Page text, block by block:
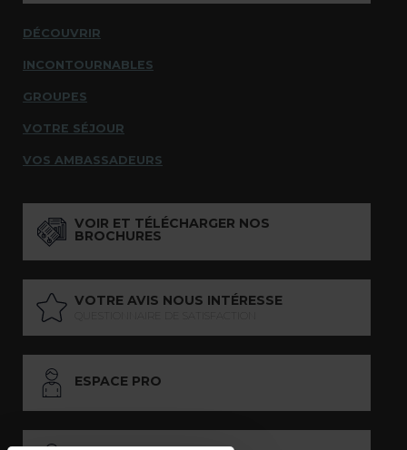
DÉCOUVRIR
INCONTOURNABLES
GROUPES
VOTRE SÉJOUR
VOS AMBASSADEURS
VOIR ET TÉLÉCHARGER NOS
BROCHURES
VOTRE AVIS NOUS INTÉRESSE
ESPACE PRO